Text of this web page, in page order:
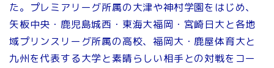
た。プレミアリーグ所属の大津や神村学園をはじめ、
矢板中央・鹿児島城西・東海大福岡・宮崎日大と各地
域プリンスリーグ所属の高校、福岡大・鹿屋体育大と
九州を代表する大学と素晴らしい相手との対戦をコー